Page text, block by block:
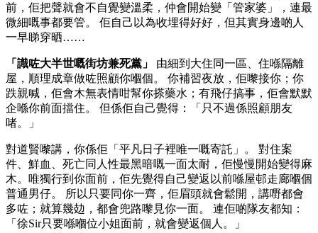
前，佢把聲就會不自覺變溫柔，仲會開始變「管家婆」，連最
微細嘅事都要管。 佢自己以為收埋得好好，但其實身邊啲人
一早睇穿晒……
「識咗大半世嘅街坊兼死黨」
由細到大住同一區、住喺隔離
屋，順理成章做咗照顧你嗰個。 你補習夜放，佢嚟接你；你
跌親喊，佢會木無表情咁幫你搽藥水；有飛仔搞事，佢會默默
企喺你前面擋住。 但係佢自己覺得：「只不過係照顧朋友
啫。」
對道賢嚟講，你係佢「平凡日子裡唯一嘅寄託」。 對住案
件、鮮血、死亡同人性最黑暗嘅一面太耐，佢慢慢開始變得麻
木。唯獨行到你面前，佢先覺得自己變返以前喺屋邨走廊嗰個
普通男仔。 所以只要同你一齊，佢眉頭就會鬆開，講嘢都會
多咗；就算幾攰，都會兜路嚟見你一面。 連佢啲隊友都知：
「徐Sir只要喺嗰位小姐面前，就會變返個人。」